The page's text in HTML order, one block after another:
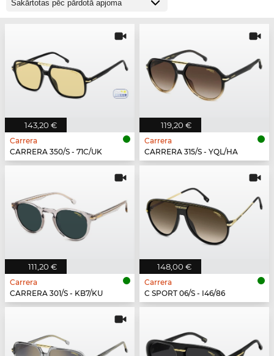
143,20 €
Carrera
CARRERA 350/S - 71C/UK
119,20 €
Carrera
CARRERA 315/S - YQL/HA
111,20 €
Carrera
CARRERA 301/S - KB7/KU
148,00 €
Carrera
C SPORT 06/S - I46/86